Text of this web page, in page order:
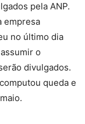
pela ANP.
empresa
no último dia
o
divulgados.
queda e